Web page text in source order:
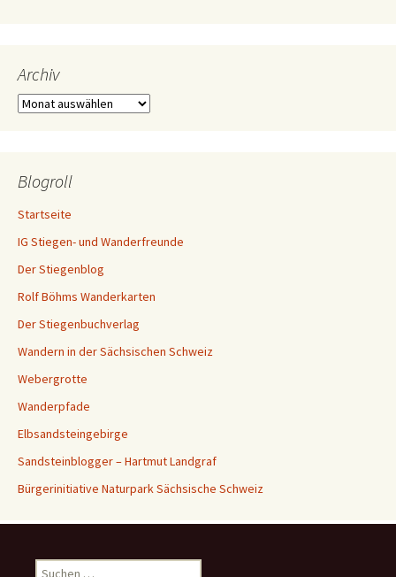
Archiv
Archiv
Blogroll
Startseite
IG Stiegen- und Wanderfreunde
Der Stiegenblog
Rolf Böhms Wanderkarten
Der Stiegenbuchverlag
Wandern in der Sächsischen Schweiz
Webergrotte
Wanderpfade
Elbsandsteingebirge
Sandsteinblogger – Hartmut Landgraf
Bürgerinitiative Naturpark Sächsische Schweiz
Suchen